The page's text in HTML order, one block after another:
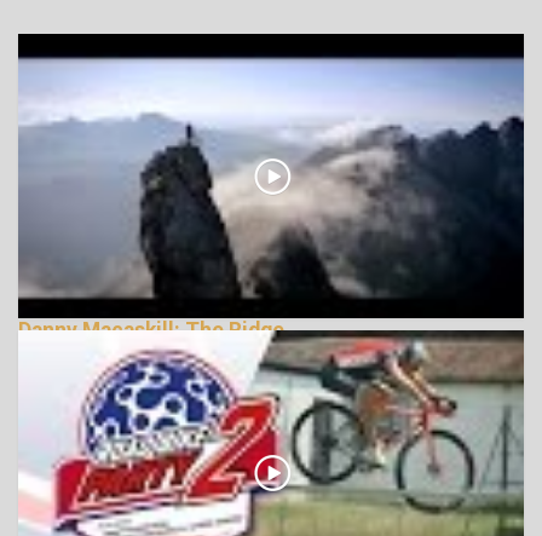
Danny Macaskill: The Ridge
170710 Nézetek